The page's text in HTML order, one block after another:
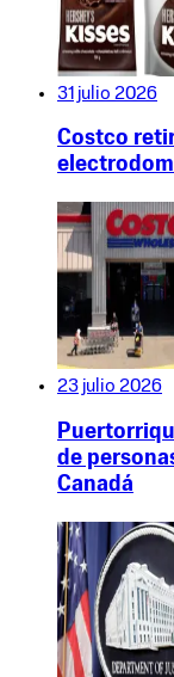
31 julio 2026
Costco
23 julio 2026
de
Canadá